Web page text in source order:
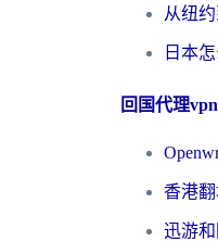
回国代理vpn